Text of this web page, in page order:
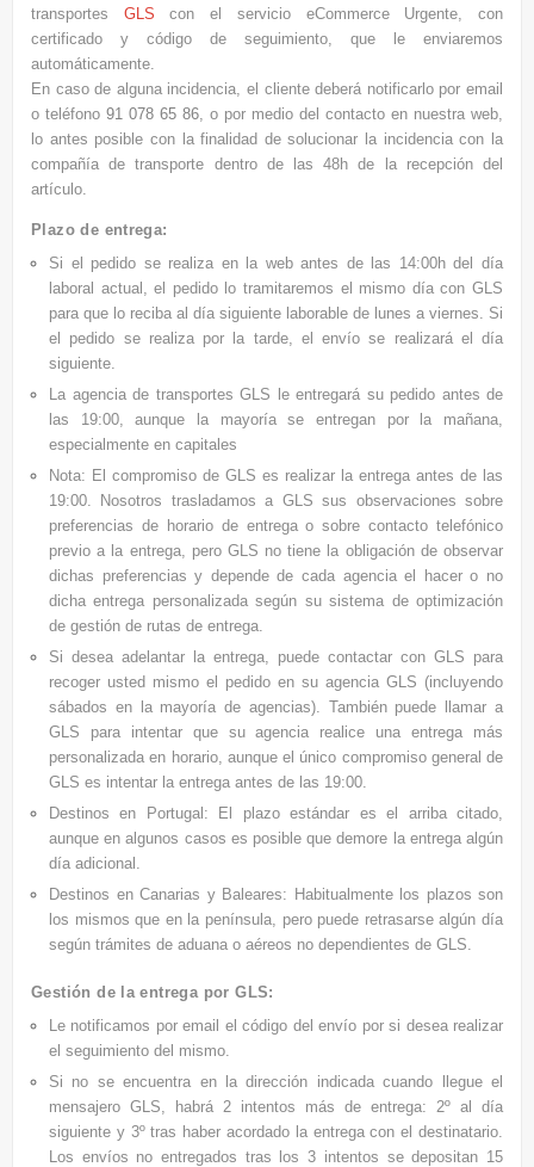
transportes GLS con el servicio eCommerce Urgente, con
certificado y código de seguimiento, que le enviaremos
automáticamente.
En caso de alguna incidencia, el cliente deberá notificarlo por email
o teléfono 91 078 65 86 , o por medio del contacto en nuestra web,
lo antes posible con la finalidad de solucionar la incidencia con la
compañía de transporte dentro de las 48h de la recepción del
artículo.
Plazo de entrega:
Si el pedido se realiza en la web antes de las 14:00h del día
laboral actual, el pedido lo tramitaremos el mismo día con GLS
para que lo reciba al día siguiente laborable de lunes a viernes. Si
el pedido se realiza por la tarde, el envío se realizará el día
siguiente.
La agencia de transportes GLS le entregará su pedido antes de
las 19:00, aunque la mayoría se entregan por la mañana,
especialmente en capitales
Nota: El compromiso de GLS es realizar la entrega antes de las
19:00. Nosotros trasladamos a GLS sus observaciones sobre
preferencias de horario de entrega o sobre contacto telefónico
previo a la entrega, pero GLS no tiene la obligación de observar
dichas preferencias y depende de cada agencia el hacer o no
dicha entrega personalizada según su sistema de optimización
de gestión de rutas de entrega.
Si desea adelantar la entrega, puede contactar con GLS para
recoger usted mismo el pedido en su agencia GLS (incluyendo
sábados en la mayoría de agencias). También puede llamar a
GLS para intentar que su agencia realice una entrega más
personalizada en horario, aunque el único compromiso general de
GLS es intentar la entrega antes de las 19:00.
Destinos en Portugal: El plazo estándar es el arriba citado,
aunque en algunos casos es posible que demore la entrega algún
día adicional.
Destinos en Canarias y Baleares: Habitualmente los plazos son
los mismos que en la península, pero puede retrasarse algún día
según trámites de aduana o aéreos no dependientes de GLS.
Gestión de la entrega por GLS:
Le notificamos por email elcódigo del envío por si desea realizar
el seguimiento del mismo.
Si no se encuentra en la dirección indicada cuando llegue el
mensajero GLS, habrá 2 intentos más de entrega: 2º al día
siguiente y 3º tras haber acordado la entrega con el destinatario.
Los envíos no entregados tras los 3 intentos se depositan 15